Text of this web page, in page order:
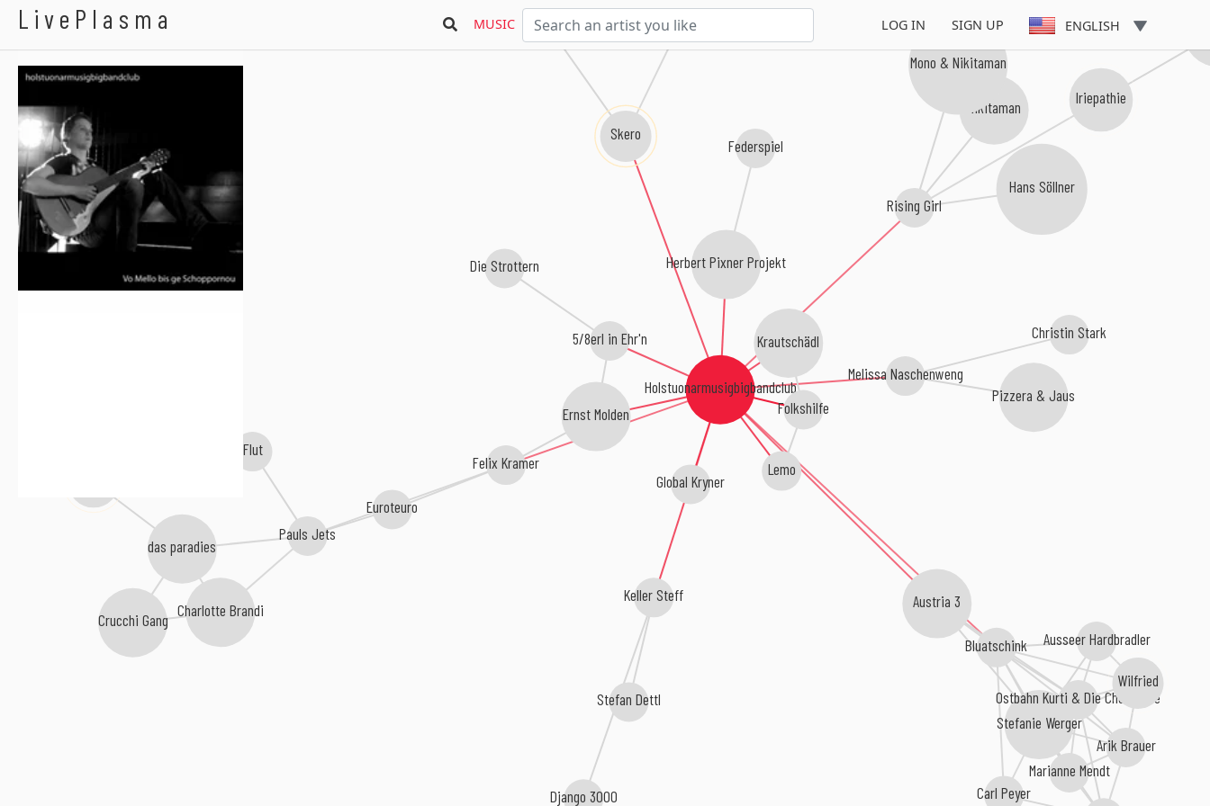
LivePlasma MUSIC LOG IN SIGN UP ENGLISH
Holstuonarmusigbigbandclub
Folkshilfe
Lemo
Ernst Molden
Keller Steff
Herbert Pixner Projekt
Krautschädl
Skero
5/8erl in Ehr'n
Austria 3
Melissa Naschenweng
Felix Kramer
Rising Girl
Bluatschink
Global Kryner
Christin Stark
Stefanie Werger
Nikitaman
Stefan Dettl
Die Strottern
Django 3000
Ausseer Hardbradler
Mono & Nikitaman
Ostbahn Kurti & Die Chefpartie
Pizzera & Jaus
Pauls Jets
Arik Brauer
Federspiel
Hans Söllner
Euroteuro
Wilfried
Flut
Marianne Mendt
Iriepathie
das paradies
Charlotte Brandi
Crucchi Gang
Carl Peyer
Holstuonarmusigbigb